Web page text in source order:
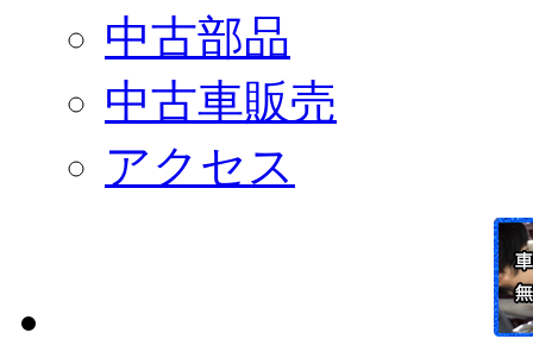
中古部品
中古車販売
アクセス